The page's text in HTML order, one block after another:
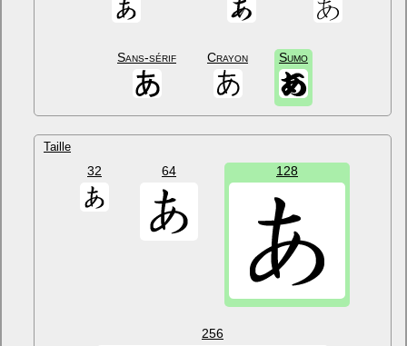
Sans-sérif Crayon Sumo
Taille
32 64 128
256